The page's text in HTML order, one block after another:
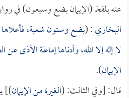
عنه بلفظ (الإيمان بضع وسبعون) في
البخاري: (بضع وستون شعبة،
لا إله إلا الله، وأدناها إماطة الأذى
الإيمان).
قال: [وفي الثالث: (الغيرة من الإيمان)]